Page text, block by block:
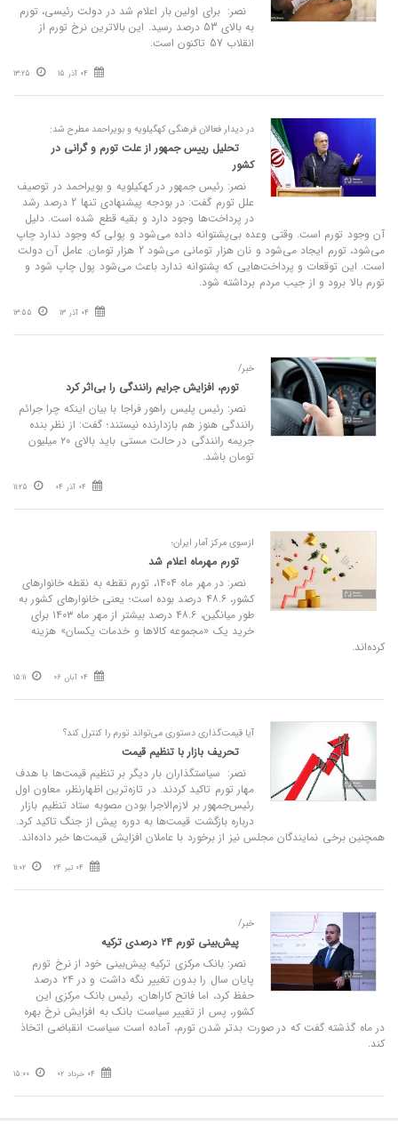
نصر: برای اولین بار اعلام شد در دولت رئیسی، تورم
به بالای 53 درصد رسید. این بالاترین نرخ تورم از
انقلاب 57 تاکنون است.
04 آذر 15 13:25
در دیدار فعالان فرهنگی کهگیلویه و بویراحمد مطرح شد:
تحلیل رییس جمهور از علت تورم و گرانی در
کشور
نصر: رئیس جمهور در کهکیلویه و بویراحمد در توصیف
علل تورم گفت: در بودجه پیشنهادی تنها 2 درصد رشد
در پرداخت‌ها وجود دارد و بقیه قطع شده است. دلیل
آن وجود تورم است. وقتی وعده بی‌پشتوانه داده می‌شود و پولی که وجود ندارد چاپ
می‌شود، تورم ایجاد می‌شود و نان هزار تومانی می‌شود 2 هزار تومان. عامل آن دولت
است. این توقعات و پرداخت‌هایی که پشتوانه ندارد باعث می‌شود پول چاپ شود و
تورم بالا برود و از جیب مردم برداشته شود.
04 آذر 13 13:55
خبر/
تورم، افزایش جرایم رانندگی را بی‌اثر کرد
نصر: رئیس پلیس راهور فراجا با بیان اینکه چرا جرائم
رانندگی هنوز هم بازدارنده نیستند؛ گفت: از نظر بنده
جریمه رانندگی در حالت مستی باید بالای ۲۰ میلیون
تومان باشد.
04 آذر 04 11:25
ازسوی مرکز آمار ایران؛
تورم مهرماه اعلام شد
نصر: در مهر ماه ۱۴۰۴، تورم نقطه به نقطه خانوارهای
کشور، ۴۸.۶ درصد بوده است؛ یعنی خانوارهای کشور به
طور میانگین، ۴۸.۶ درصد بیشتر از مهر ماه ۱۴۰۳ برای
خرید یک «مجموعه کالاها و خدمات یکسان» هزینه
کرده‌اند.
04 آبان 06 15:11
آیا قیمت‌گذاری دستوری می‌تواند تورم را کنترل کند؟
تحریف بازار با تنظیم قیمت
نصر: سیاستگذاران بار دیگر بر تنظیم قیمت‌ها با هدف
مهار تورم تاکید کردند. در تازه‌ترین اظهارنظر، معاون اول
رئیس‌جمهور بر لازم‌الاجرا بودن مصوبه ستاد تنظیم بازار
درباره بازگشت قیمت‌ها به دوره پیش از جنگ تاکید کرد.
همچنین برخی نمایندگان مجلس نیز از برخورد با عاملان افزایش قیمت‌ها خبر داده‌اند.
04 تیر 24 11:02
خبر/
پیش‌بینی تورم ۲۴ درصدی ترکیه
نصر: بانک مرکزی ترکیه پیش‌بینی خود از نرخ تورم
پایان سال را بدون تغییر نگه داشت و در ۲۴ درصد
حفظ کرد، اما فاتح کاراهان، رئیس بانک مرکزی این
کشور، پس از تغییر سیاست بانک به افزایش نرخ بهره
در ماه گذشته گفت که در صورت بدتر شدن تورم، آماده است سیاست انقباضی اتخاذ
کند.
04 خرداد 02 15:00